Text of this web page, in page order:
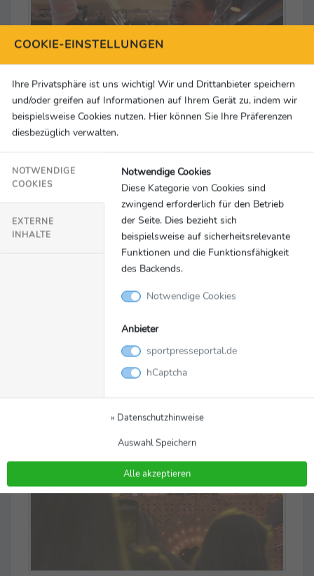
Footage: Verabschiedung von Timo Boll
Interview mit Laura Nolte und Deborah Levi
COOKIE-EINSTELLUNGEN
Ihre Privatsphäre ist uns wichtig! Wir und Drittanbieter speichern
und/oder greifen auf Informationen auf Ihrem Gerät zu, indem wir
beispielsweise Cookies nutzen. Hier können Sie Ihre Präferenzen
diesbezüglich verwalten.
NOTWENDIGE
COOKIES
EXTERNE
INHALTE
Notwendige Cookies
Diese Kategorie von Cookies sind
zwingend erforderlich für den Betrieb
der Seite. Dies bezieht sich
beispielsweise auf sicherheitsrelevante
Funktionen und die Funktionsfähigkeit
des Backends.
Notwendige Cookies
Anbieter
sportpresseportal.de
hCaptcha
» Datenschutzhinweise
Auswahl Speichern
Alle akzeptieren